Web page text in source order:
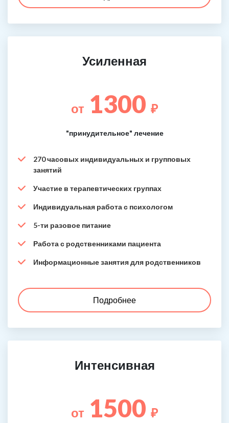
Усиленная
от 1300 ₽
"принудительное" лечение
270 часовых индивидуальных и групповых
занятий
Участие в терапевтических группах
Индивидуальная работа с психологом
5-ти разовое питание
Работа с родственниками пациента
Информационные занятия для родственников
Подробнее
Интенсивная
от 1500 ₽